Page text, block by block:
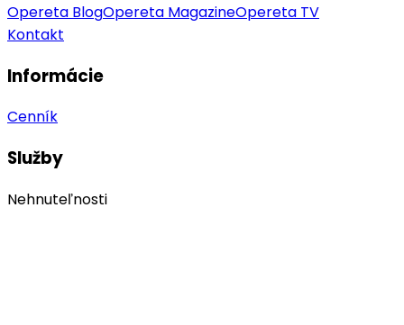
Opereta BlogOpereta MagazineOpereta TV
Kontakt
Informácie
Cenník
Služby
Nehnuteľnosti